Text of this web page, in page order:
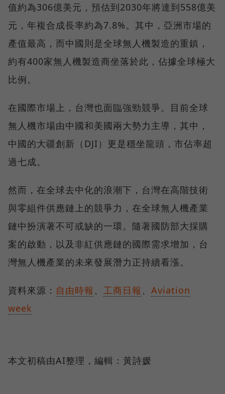
值約為306億美元，預估到2030年將達到558億美
元，年複合成長率約為7.8%。其中，亞洲市場的
產值最高，而中國則是全球無人機製造的重鎮，
約有400家無人機製造商坐落於此，佔據全球極大
比例。
在國際市場上，台灣也面臨強勁競爭。目前全球
無人機市場由中國和美國兩大勢力主導，其中，
中國的大疆創新（DJI）更是穩坐龍頭，市佔率超
過七成。
然而，在全球去中化的浪潮下，台灣在高階技術
與零組件供應鏈上的競爭力，在全球無人機產業
鏈中扮演著不可或缺的一環。隨著國防部大採購
案的啟動，以及非紅供應鏈的國際需求增加，台
灣無人機產業的未來發展潛力正持續看漲。
資料來源： 自由時報 工商日報
Aviation
week
本文初稿由AI整理，編輯：黃詩媛